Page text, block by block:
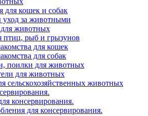
для кошек и собак
уход за животными
животных
птиц, рыб и грызунов
для кошек
для собак
поилки для животных
для животных
сельскохозяйственных животных
консервирования.
для консервирования.